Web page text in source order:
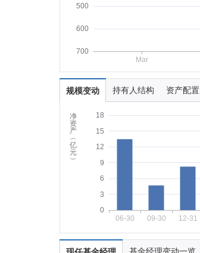
500
600
700
Mar
规模变动 持有人结构 资产配置
净
资
产
︵
亿
元
︶
0
3
6
9
12
15
18
06-30 09-30 12-31